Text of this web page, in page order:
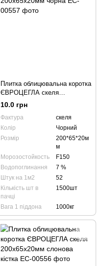
Плитка облицювальна коротка
ЄВРОЦЕГЛА скеля
200х65х20мм чорна
10.0 грн
Фактура
скеля
Колір
Чорний
Розмір
200*65*20м
м
Морозостойкость
F150
Водопоглинання
7 %
Штук на 1м2
52
Кількість шт в
пачці
1500шт
Вага 1 піддона 1000кг